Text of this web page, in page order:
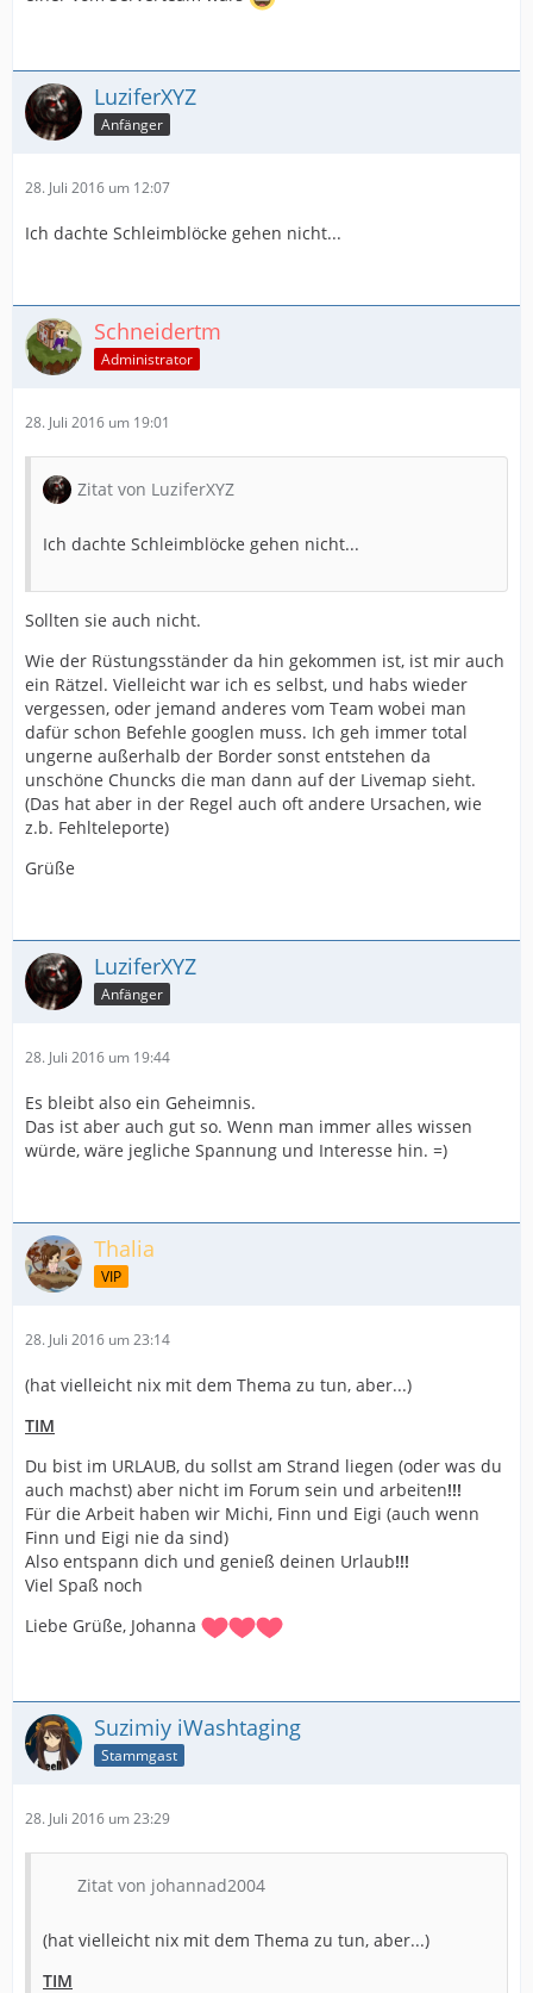
LuziferXYZ
Anfänger
28. Juli 2016 um 12:07
Ich dachte Schleimblöcke gehen nicht...
Schneidertm
Administrator
28. Juli 2016 um 19:01
Zitat von LuziferXYZ
Ich dachte Schleimblöcke gehen nicht...
Sollten sie auch nicht.
Wie der Rüstungsständer da hin gekommen ist, ist mir auch
ein Rätzel. Vielleicht war ich es selbst, und habs wieder
vergessen, oder jemand anderes vom Team wobei man
dafür schon Befehle googlen muss. Ich geh immer total
ungerne außerhalb der Border sonst entstehen da
unschöne Chuncks die man dann auf der Livemap sieht.
(Das hat aber in der Regel auch oft andere Ursachen, wie
z.b. Fehlteleporte)
Grüße
LuziferXYZ
Anfänger
28. Juli 2016 um 19:44
Es bleibt also ein Geheimnis.
Das ist aber auch gut so. Wenn man immer alles wissen
würde, wäre jegliche Spannung und Interesse hin. =)
Thalia
VIP
28. Juli 2016 um 23:14
(hat vielleicht nix mit dem Thema zu tun, aber...)
TIM
Du bist im URLAUB, du sollst am Strand liegen (oder was du
auch machst) aber nicht im Forum sein und arbeiten!!!
Für die Arbeit haben wir Michi, Finn und Eigi (auch wenn
Finn und Eigi nie da sind)
Also entspann dich und genieß deinen Urlaub!!!
Viel Spaß noch
Liebe Grüße, Johanna
Suzimiy iWashtaging
Stammgast
28. Juli 2016 um 23:29
Zitat von johannad2004
(hat vielleicht nix mit dem Thema zu tun, aber...)
TIM